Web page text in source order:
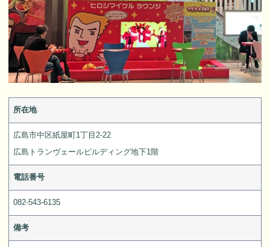
所在地
広島市中区紙屋町1丁目2-22
広島トランヴェールビルディング地下1階
電話番号
082-543-6135
備考